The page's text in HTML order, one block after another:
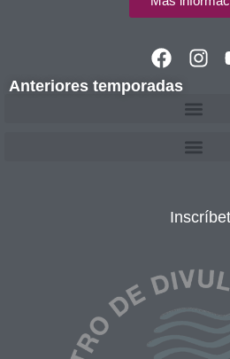
Anteriores temporadas